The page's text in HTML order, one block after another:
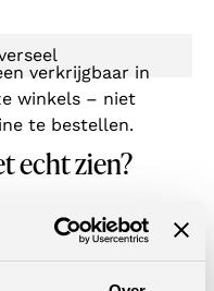
verkrijgbaar in
winkels – niet
te bestellen.
echt zien?
Nederland & België
buurt! Door je